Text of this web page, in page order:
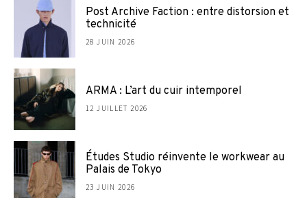
Post Archive Faction : entre distorsion et
technicité
28 JUIN 2026
ARMA : L’art du cuir intemporel
12 JUILLET 2026
Études Studio réinvente le workwear au
Palais de Tokyo
23 JUIN 2026